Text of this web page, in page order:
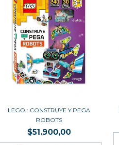
LEGO : CONSTRUYE Y PEGA
ROBOTS
$51.900,00